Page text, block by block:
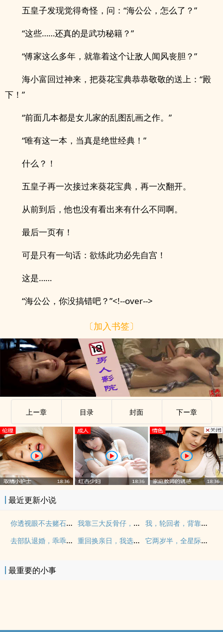
五皇子发现觉得奇怪，问：“海公公，怎么了？”
“这些……还真的是武功秘籍？”
“傅家这么多年，就靠着这个让敌人闻风丧胆？”
海小富回过神来，把葵花宝典恭恭敬敬的送上：“殿
下！”
“前面几本都是女儿家的乱图乱画之作。”
“唯有这一本，当真是绝世经典！”
什么？！
五皇子再一次接过来葵花宝典，再一次翻开。
从前到后，他也没有看出来有什么不同啊。
最后一页有！
可是只有一句话：欲练此功必先自宫！
这是……
“海公公，你没搞错吧？”<!--over-->
〔加入书签〕
上ー章 目录 封面 下ー章
最近更新小说
你透视眼不去赌石，乱看什么？ 我靠三大反骨仔，搅乱取经路
我，轮回者，背靠祖国怎么输！
去部队退婚，乖乖女被死对头亲麻
重回换亲日，我选嫁给植物人王爷 它两岁半，全星际凶兽膜拜！
最重要的小事